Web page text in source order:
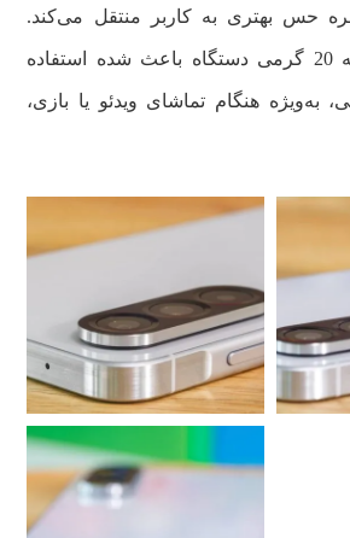
حس بهتری به کاربر منتقل می‌کند.
کاهش وزن نزدیک به 20 گرمی دستگاه باعث شده استفاده
به‌ویژه هنگام تماشای ویدئو یا بازی،